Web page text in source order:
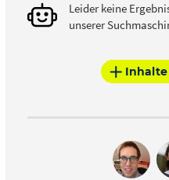
Leider keine
unserer
Inhalte